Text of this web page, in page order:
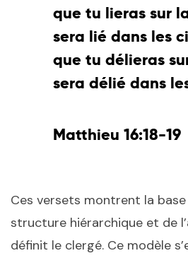
que tu lieras sur
sera lié dans les
que tu délieras
sera délié dans
Matthieu 16:18-19
Ces versets montrent la
structure hiérarchique et de
définit le clergé. Ce modèle